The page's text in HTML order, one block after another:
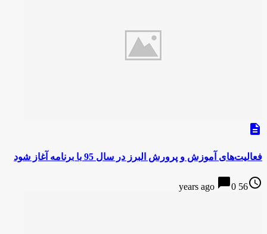
description
فعالیت‌های آموزش و پرورش البرز در سال 95 با برنامه آغاز شود
access_time
56 years ago
chat_bubble0